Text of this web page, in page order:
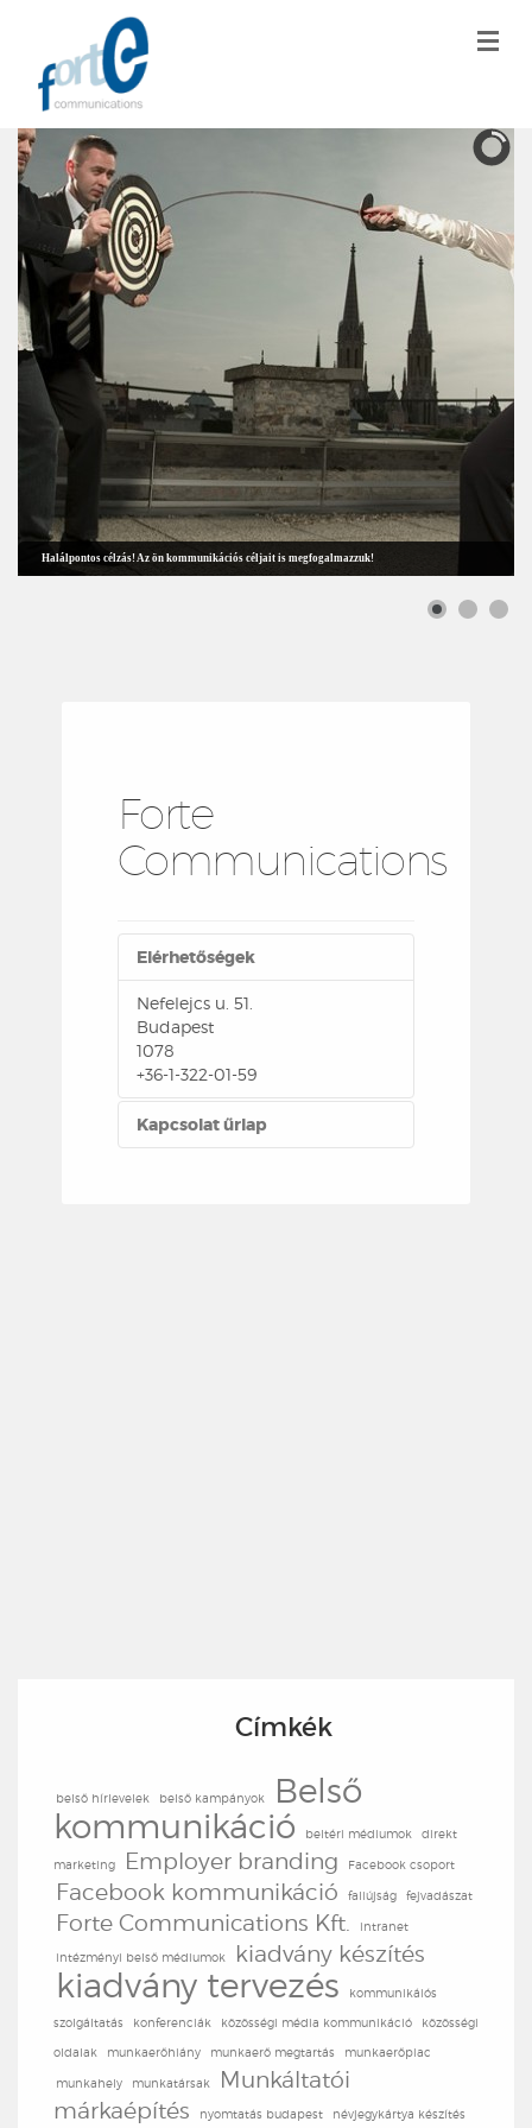
Halálpontos célzás! Az ön kommunikációs céljait is megfogalmazzuk!
Forte
Communications
Elérhetőségek
Nefelejcs u. 51.
Budapest
1078
+36-1-322-01-59
Kapcsolat űrlap
Másolat küldése saját részre
(elhagyható)
Adatkezelési tájékoztató*
E-MAIL KÜLDÉSE
Címkék
belső hírlevelek belső kampányok
Belső
kommunikáció
beltéri médiumok direkt
marketing Employer branding Facebook csoport
Facebook kommunikáció faliújság fejvadászat
Forte Communications Kft. intranet
intézményi belső médiumok kiadvány készítés
kiadvány tervezés kommunikáiós
szolgáltatás konferenciák közösségi média kommunikáció közösségi
oldalak munkaerőhiány munkaerő megtartás munkaerőpiac
munkahely munkatársak
Munkáltatói
márkaépítés
nyomtatás budapest névjegykártya készítés